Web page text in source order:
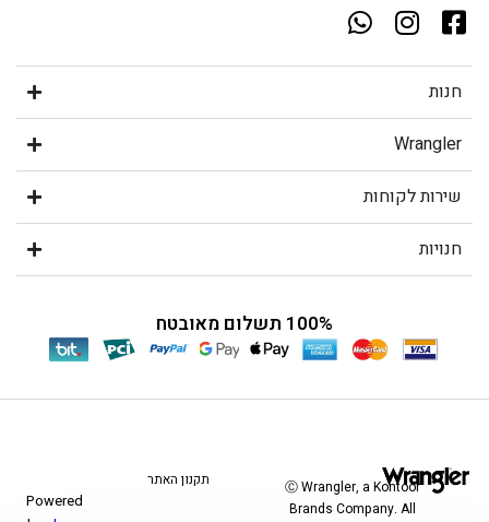
חנות
Wrangler
שירות לקוחות
חנויות
100% תשלום מאובטח
Ⓒ Wrangler, a Kontoor
Brands Company. All
תקנון האתר
Powered